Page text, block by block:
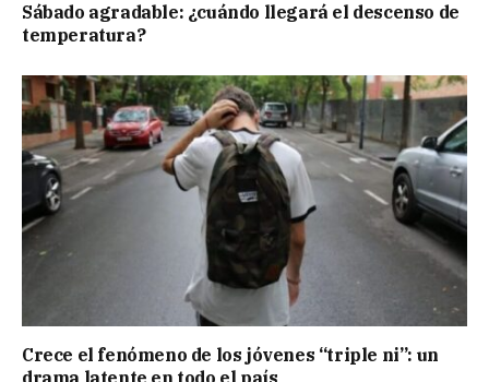
Sábado agradable: ¿cuándo llegará el descenso de
temperatura?
Crece el fenómeno de los jóvenes “triple ni”: un
drama latente en todo el país